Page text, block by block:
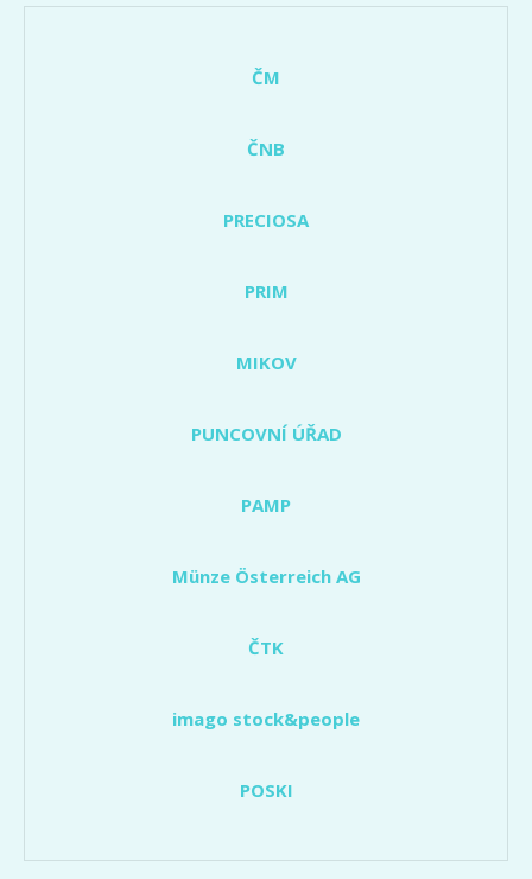
ČM
ČNB
PRECIOSA
PRIM
MIKOV
PUNCOVNÍ ÚŘAD
PAMP
Münze Österreich AG
ČTK
imago stock&people
POSKI